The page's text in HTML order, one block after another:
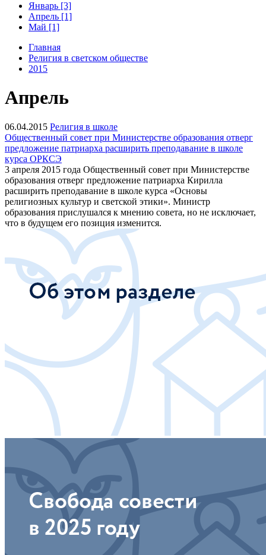
Январь [3]
Апрель [1]
Май [1]
Главная
Религия в светском обществе
2015
Апрель
06.04.2015 Религия в школе
Общественный совет при Министерстве образования отверг
предложение патриарха расширить преподавание в школе
курса ОРКСЭ
3 апреля 2015 года Общественный совет при Министерстве
образования отверг предложение патриарха Кирилла
расширить преподавание в школе курса «Основы
религиозных культур и светской этики». Министр
образования прислушался к мнению совета, но не исключает,
что в будущем его позиция изменится.